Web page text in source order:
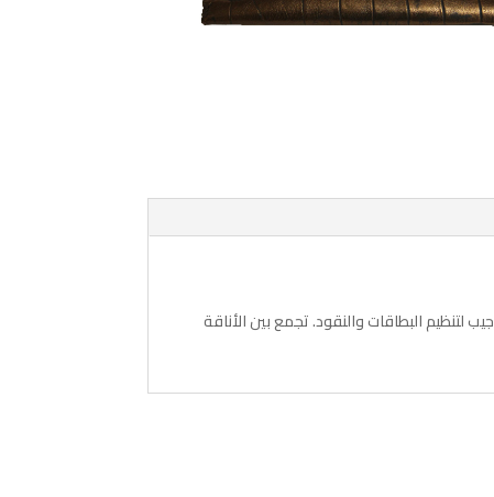
محفظة مصنوعة من جلد عالي الجودة باللون النبيتي مع الأسود، تحتوي على 12 جيب لتنظيم البطاقات والنقود. تجمع بين الأناقة